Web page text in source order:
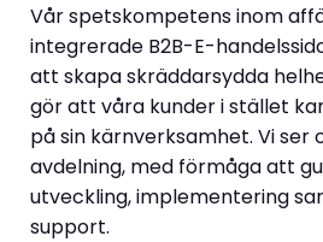
Vår spetskompetens inom
integrerade B2B-E-
att skapa skräddarsydda
gör att våra kunder i stället
på sin kärnverksamhet. Vi ser
avdelning, med förmåga att
utveckling, implementering
support.